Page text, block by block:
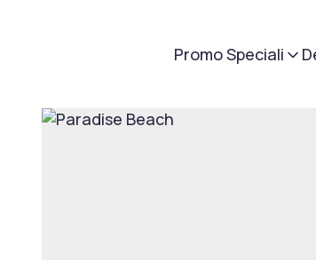
Promo Speciali